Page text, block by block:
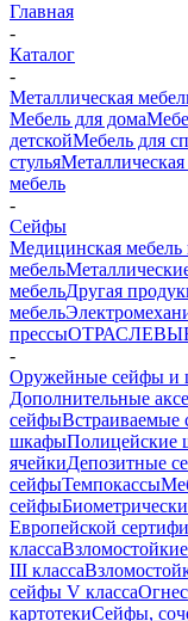
Главная
-
Каталог
-
Металлическая
Мебель для дома
детскойМебель для
стулья
мебель
-
Сейфы
Медицинская мебель
мебель
мебельДругая
мебель
прессы
-
Оружейные сейфы и
Дополнительные
сейфыВстраиваемые
шкафыПолицейские
ячейкиДепозитные
сейфыТемпокассы
сейфы
Европейской
класса
III класса
сейфы V класса
картотекиСейфы,